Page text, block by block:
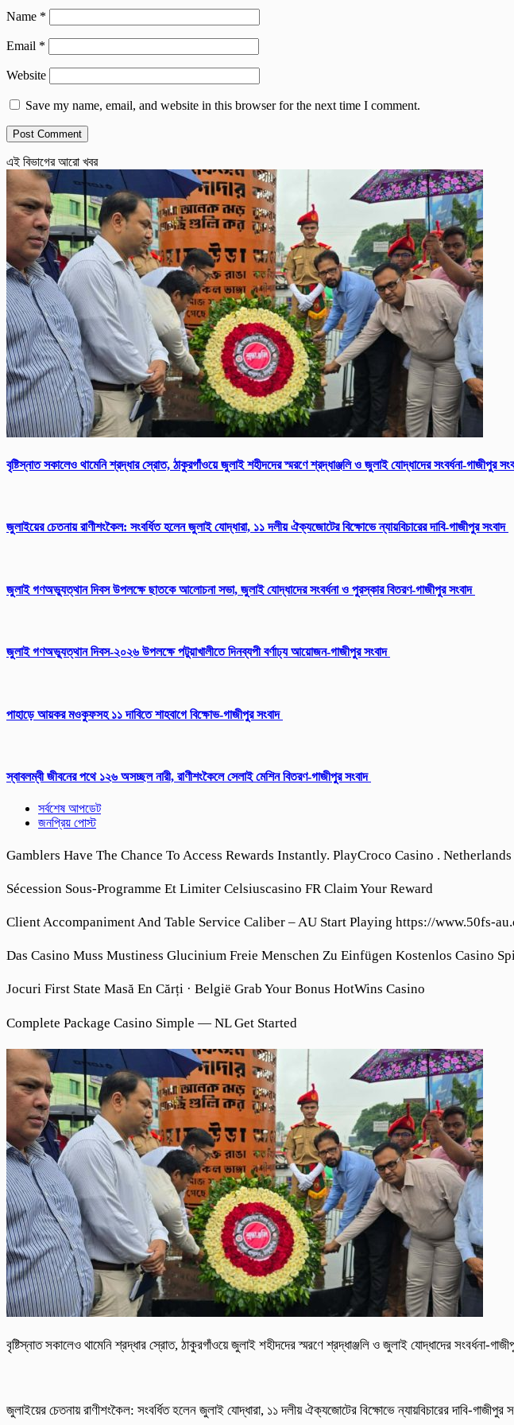
Name *
Email *
Website
Save my name, email, and website in this browser for the next time I comment.
এই বিভাগের আরো খবর
বৃষ্টিস্নাত সকালেও থামেনি শ্রদ্ধার স্রোত, ঠাকুরগাঁওয়ে জুলাই শহীদদের স্মরণে শ্রদ্ধাঞ্জলি ও জুলাই যোদ্ধাদের সংবর্ধনা-গাজীপুর
জুলাইয়ের চেতনায় রাণীশংকৈল: সংবর্ধিত হলেন জুলাই যোদ্ধারা, ১১ দলীয় ঐক্যজোটের বিক্ষোভে ন্যায়বিচারের দাবি-গাজীপুর সংবাদ
জুলাই গণঅভ্যুত্থান দিবস উপলক্ষে ছাতকে আলোচনা সভা, জুলাই যোদ্ধাদের সংবর্ধনা ও পুরস্কার বিতরণ-গাজীপুর সংবাদ
জুলাই গণঅভ্যুত্থান দিবস-২০২৬ উপলক্ষে পটুয়াখালীতে দিনব্যপী বর্ণাঢ্য আয়োজন-গাজীপুর সংবাদ
পাহাড়ে আয়কর মওকুফসহ ১১ দাবিতে শাহবাগে বিক্ষোভ-গাজীপুর সংবাদ
স্বাবলম্বী জীবনের পথে ১২৬ অসচ্ছল নারী, রাণীশংকৈলে সেলাই মেশিন বিতরণ-গাজীপুর সংবাদ
সর্বশেষ আপডেট
জনপ্রিয় পোস্ট
Gamblers Have The Chance To Access Rewards Instantly. PlayCroco Casino .
Sécession Sous-Programme Et Limiter Celsiuscasino FR Claim Your Reward
Client Accompaniment And Table Service Caliber – AU Start Playing https://www.50fs-
Das Casino Muss Mustiness Glucinium Freie Menschen Zu Einfügen Kostenlos Casino
Jocuri First State Masă En Cărți · België Grab Your Bonus HotWins Casino
Complete Package Casino Simple — NL Get Started
বৃষ্টিস্নাত সকালেও থামেনি শ্রদ্ধার স্রোত, ঠাকুরগাঁওয়ে জুলাই শহীদদের স্মরণে শ্রদ্ধাঞ্জলি ও জুলাই যোদ্ধাদের সংবর্ধনা-
জুলাইয়ের চেতনায় রাণীশংকৈল: সংবর্ধিত হলেন জুলাই যোদ্ধারা, ১১ দলীয় ঐক্যজোটের বিক্ষোভে ন্যায়বিচারের দাবি-গাজীপুর